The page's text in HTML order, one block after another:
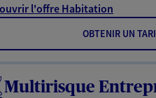
l'offre Habitation
OBTENIR UN
Multirisque